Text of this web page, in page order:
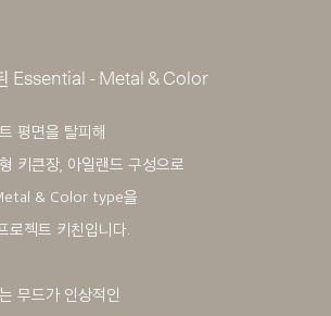
Essential - Metal & Color
평면을 탈피해
키큰장, 아일랜드 구성으로
& Color type을
로젝트 키친입니다.
무드가 인상적인